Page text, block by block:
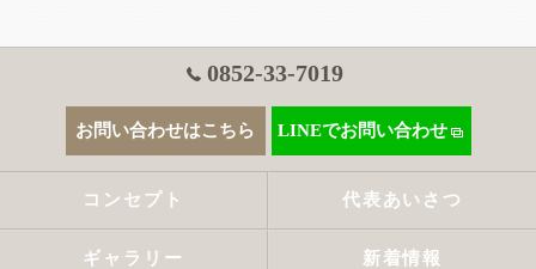
0852-33-7019
お問い合わせはこちら LINEでお問い合わせ
コンセプト 代表あいさつ
ギャラリー 新着情報